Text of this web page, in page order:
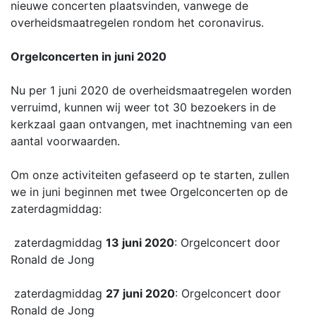
nieuwe concerten plaatsvinden, vanwege de
overheidsmaatregelen rondom het coronavirus.
Orgelconcerten in juni 2020
Nu per 1 juni 2020 de overheidsmaatregelen worden
verruimd, kunnen wij weer tot 30 bezoekers in de
kerkzaal gaan ontvangen, met inachtneming van een
aantal voorwaarden.
Om onze activiteiten gefaseerd op te starten, zullen
we in juni beginnen met twee Orgelconcerten op de
zaterdagmiddag:
zaterdagmiddag 13 juni 2020: Orgelconcert door
Ronald de Jong
zaterdagmiddag 27 juni 2020: Orgelconcert door
Ronald de Jong